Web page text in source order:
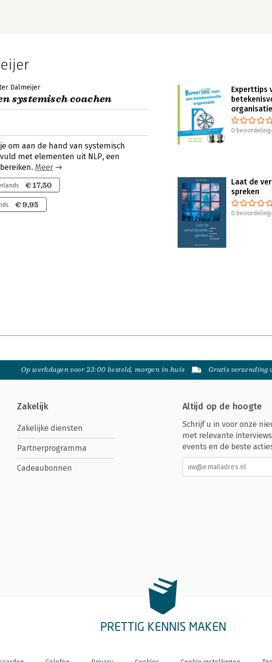
Dalmeijer
systemisch coachen
om aan de hand van systemisch
met elementen uit NLP, een
Meer
€ 17,50
€ 9,95
Experttips
organisatie
0
Laat de
spreken
0
Op werkdagen voor 23:00 besteld, morgen in huis Gratis verzending
Zakelijk
Zakelijke diensten
Partnerprogramma
Cadeaubonnen
Altijd op de hoogte
Schrijf u in voor onze
met relevante
events en de beste
PRETTIG KENNIS MAKEN